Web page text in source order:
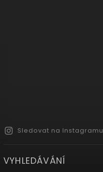
Sledovat na Instagramu
VYHLEDÁVÁNÍ